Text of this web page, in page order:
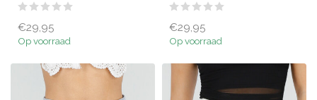
€29,95
Op voorraad
€29,95
Op voorraad